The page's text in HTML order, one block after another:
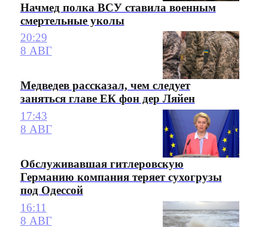
Начмед полка ВСУ ставила военным
смертельные уколы
20:29
8 АВГ
Медведев рассказал, чем следует
заняться главе ЕК фон дер Ляйен
17:43
8 АВГ
Обслуживавшая гитлеровскую
Германию компания теряет сухогрузы
под Одессой
16:11
8 АВГ